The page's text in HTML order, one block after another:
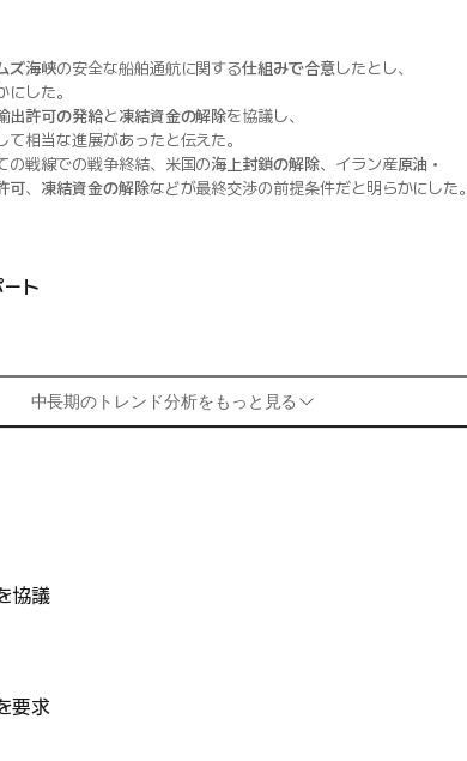
ズ海峡の安全な船舶通航に関する仕組みで合意したとし、
した。
出許可の発給と凍結資金の解除を協議し、
て相当な進展があったと伝えた。
の戦線での戦争終結、米国の海上封鎖の解除、イラン産原油・
可、 凍結資金の解除などが最終交渉の前提条件だと明らかにした。
ト
中長期のトレンド分析をもっと見る
協議
要求